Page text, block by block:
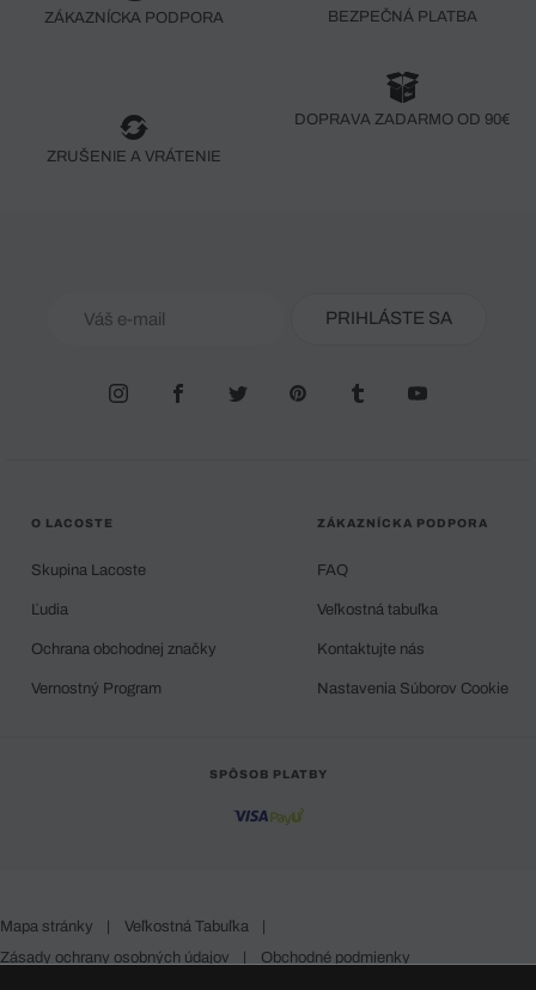
ZÁKAZNÍCKA PODPORA BEZPEČNÁ PLATBA
ZRUŠENIE A VRÁTENIE
DOPRAVA ZADARMO OD 90€
PRIHLÁSTE SA
O LACOSTE
Skupina Lacoste
Ľudia
Ochrana obchodnej značky
Vernostný Program
ZÁKAZNÍCKA PODPORA
FAQ
Veľkostná tabuľka
Kontaktujte nás
Nastavenia Súborov Cookie
SPÔSOB PLATBY
Mapa stránky | Veľkostná Tabuľka
|
Zásady ochrany osobných údajov
| Obchodné podmienky